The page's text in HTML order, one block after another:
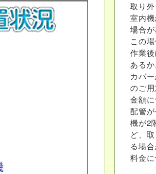
取り
室内
場合が
この
作業
あるか
カバ
のご用
金額
配管
機が2
ど、
る場合
料金